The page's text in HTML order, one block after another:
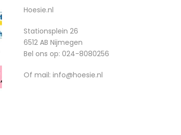
Hoesie.nl
Stationsplein 26
6512 AB Nijmegen
Bel ons op: 024-8080256
Of mail: info@hoesie.nl